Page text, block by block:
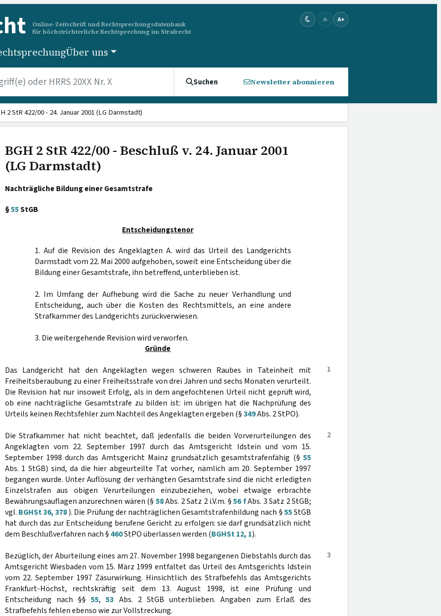
Online-Zeitschrift und Rechtsprechungsdatenbank
für höchstrichterliche Rechtsprechung im Strafrecht
A- A+
Über uns
Suchen Newsletter abonnieren
2 StR 422/00 - 24. Januar 2001 (LG Darmstadt)
BGH 2 StR 422/00 - Beschluß v. 24. Januar 2001
(LG Darmstadt)
Nachträgliche Bildung einer Gesamtstrafe
§55StGB
Entscheidungstenor
1. Auf die Revision des Angeklagten A. wird das Urteil des Landgerichts
Darmstadt vom 22. Mai 2000 aufgehoben, soweit eine Entscheidung über die
Bildung einer Gesamtstrafe, ihn betreffend, unterblieben ist.
2. Im Umfang der Aufhebung wird die Sache zu neuer Verhandlung und
Entscheidung, auch über die Kosten des Rechtsmittels, an eine andere
Strafkammer des Landgerichts zurückverwiesen.
3. Die weitergehende Revision wird verworfen.
Gründe
1
Das Landgericht hat den Angeklagten wegen schweren Raubes in Tateinheit mit
Freiheitsberaubung zu einer Freiheitsstrafe von drei Jahren und sechs Monaten verurteilt.
Die Revision hat nur insoweit Erfolg, als in dem angefochtenen Urteil nicht geprüft wird,
ob eine nachträgliche Gesamtstrafe zu bilden ist: im übrigen hat die Nachprüfung des
Urteils keinen Rechtsfehler zum Nachteil des Angeklagten ergeben (§349Abs. 2 StPO).
2
Die Strafkammer hat nicht beachtet, daß jedenfalls die beiden Vorverurteilungen des
Angeklagten vom 22. September 1997 durch das Amtsgericht Idstein und vom 15.
September 1998 durch das Amtsgericht Mainz grundsätzlich gesamtstrafenfähig (§ 55
Abs. 1 StGB) sind, da die hier abgeurteilte Tat vorher, nämlich am 20. September 1997
begangen wurde. Unter Auflösung der verhängten Gesamtstrafe sind die nicht erledigten
Einzelstrafen aus obigen Verurteilungen einzubeziehen, wobei etwaige erbrachte
Bewährungsauflagen anzurechnen wären (§ 58Abs. 2 Satz 2 i.V.m. §56 fAbs. 3 Satz 2 StGB;
vgl. BGHSt 36, 378). Die Prüfung der nachträglichen Gesamtstrafenbildung nach §55StGB
hat durch das zur Entscheidung berufene Gericht zu erfolgen: sie darf grundsätzlich nicht
dem Beschlußverfahren nach §460StPO überlassen werden (BGHSt 12, 1).
3
Bezüglich, der Aburteilung eines am 27. November 1998 begangenen Diebstahls durch das
Amtsgericht Wiesbaden vom 15. März 1999 entfaltet das Urteil des Amtsgerichts Idstein
vom 22. September 1997 Zäsurwirkung. Hinsichtlich des Strafbefehls das Amtsgerichts
Frankfurt-Höchst, rechtskräftig seit dem 13. August 1998, ist eine Prüfung und
Entscheidung nach §§55,53 Abs. 2 StGB unterblieben. Angaben zum Erlaß des
Strafbefehls fehlen ebenso wie zur Vollstreckung.